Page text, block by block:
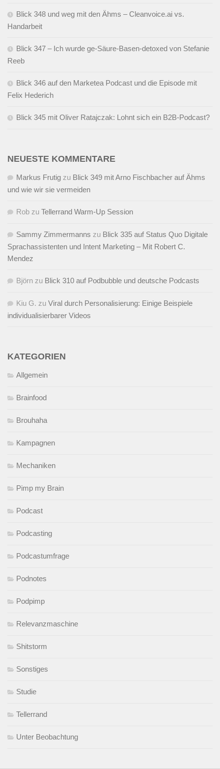
Blick 348 und weg mit den Ähms – Cleanvoice.ai vs.
Handarbeit
Blick 347 – Ich wurde ge-Säure-Basen-detoxed von Stefanie
Reeb
Blick 346 auf den Marketea Podcast und die Episode mit
Felix Hederich
Blick 345 mit Oliver Ratajczak: Lohnt sich ein B2B-Podcast?
NEUESTE KOMMENTARE
Markus Frutig zu Blick 349 mit Arno Fischbacher auf Ähms
und wie wir sie vermeiden
Rob zu Tellerrand Warm-Up Session
Sammy Zimmermanns zu Blick 335 auf Status Quo Digitale
Sprachassistenten und Intent Marketing – Mit Robert C.
Mendez
Björn zu Blick 310 auf Podbubble und deutsche Podcasts
Kiu G. zu Viral durch Personalisierung: Einige Beispiele
individualisierbarer Videos
KATEGORIEN
Allgemein
Brainfood
Brouhaha
Kampagnen
Mechaniken
Pimp my Brain
Podcast
Podcasting
Podcastumfrage
Podnotes
Podpimp
Relevanzmaschine
Shitstorm
Sonstiges
Studie
Tellerrand
Unter Beobachtung